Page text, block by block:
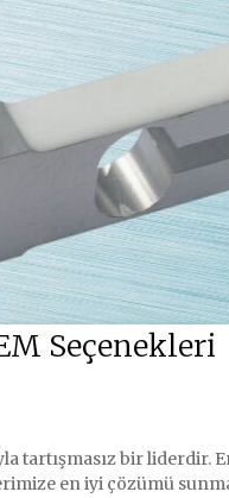
Seçenekleri
tartışmasız bir
en iyi çözümü